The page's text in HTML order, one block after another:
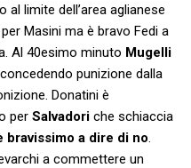
limite dell’area aglianese
Masini ma è bravo Fedi a
Al 40esimo minuto Mugelli
punizione dalla
Donatini è
per Salvadori che schiaccia
bravissimo a dire di no.
a commettere un